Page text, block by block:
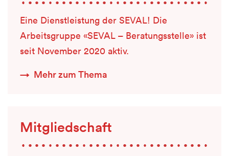
Eine Dienstleistung der SEVAL! Die
Arbeitsgruppe «SEVAL – Beratungsstelle» ist
seit November 2020 aktiv.
Mehr zum Thema
Mitgliedschaft